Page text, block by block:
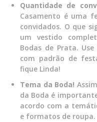
Quantidade de
Casamento é uma
convidados. O que
um vestido
Bodas de Prata.
com padrão de
fique Linda!
Tema da Boda!
da Boda é
acordo com a
e formatos de roupa.